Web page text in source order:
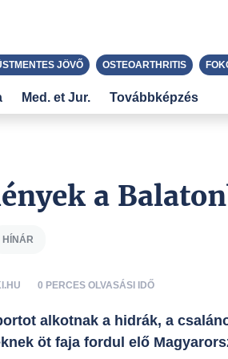
a
HÍNÁR
0 PERCES OLVASÁSI IDŐ
alkotnak a hidrák, a
öt faja fordul elő
JÖVŐ OSTEOARTHRITIS
Med. et Jur. Továbbképzés